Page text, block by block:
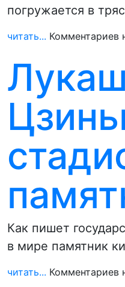
погружается в
читать... Комментариев
Как пишет
в мире памятник
читать... Комментариев